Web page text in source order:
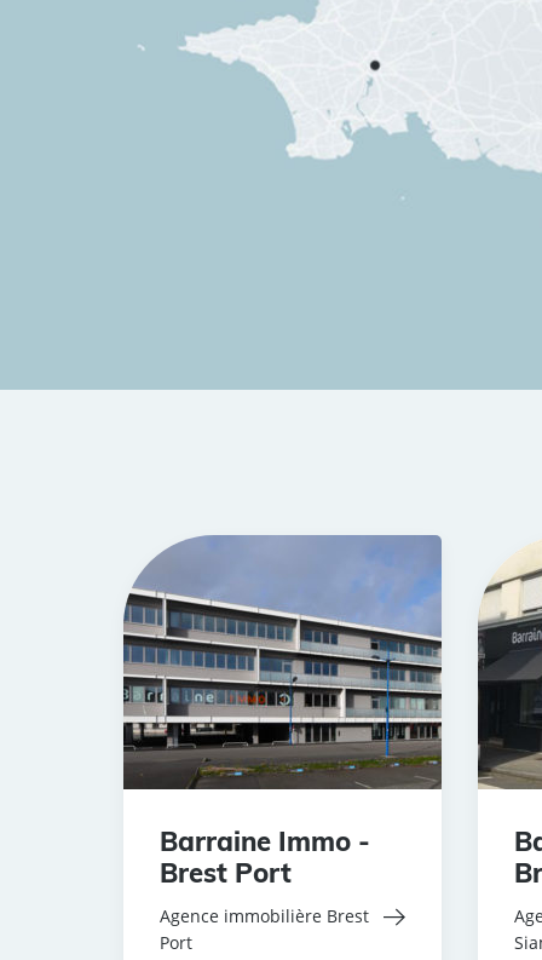
Barraine Immo -
Brest Port
Agence immobilière Brest
Port